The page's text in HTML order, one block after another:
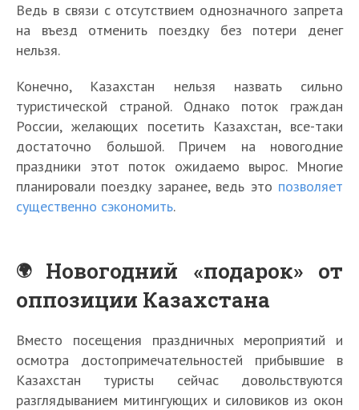
Ведь в связи с отсутствием однозначного запрета
на въезд отменить поездку без потери денег
нельзя.
Конечно, Казахстан нельзя назвать сильно
туристической страной. Однако поток граждан
России, желающих посетить Казахстан, все-таки
достаточно большой. Причем на новогодние
праздники этот поток ожидаемо вырос. Многие
планировали поездку заранее, ведь это позволяет
существенно сэкономить.
Новогодний «подарок» от
оппозиции Казахстана
Вместо посещения праздничных мероприятий и
осмотра достопримечательностей прибывшие в
Казахстан туристы сейчас довольствуются
разглядыванием митингующих и силовиков из окон